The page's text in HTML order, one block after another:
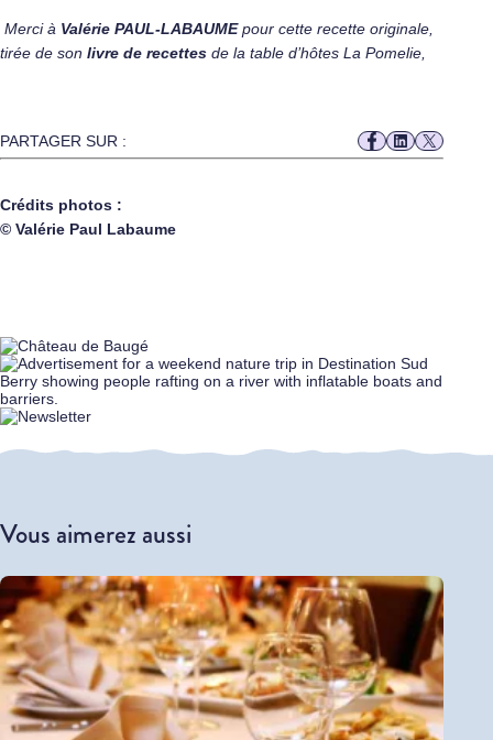
Merci à Valérie PAUL-LABAUMEpour cette recette originale,
tirée de son livre de recettes de la table d’hôtes La Pomelie,
PARTAGER SUR :
Crédits photos :
© Valérie Paul Labaume
Vous aimerez aussi